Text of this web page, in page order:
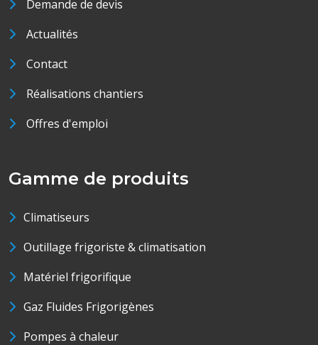
Demande de devis
Actualités
Contact
Réalisations chantiers
Offres d'emploi
Gamme de produits
Climatiseurs
Outillage frigoriste & climatisation
Matériel frigorifique
Gaz Fluides Frigorigènes
Pompes à chaleur